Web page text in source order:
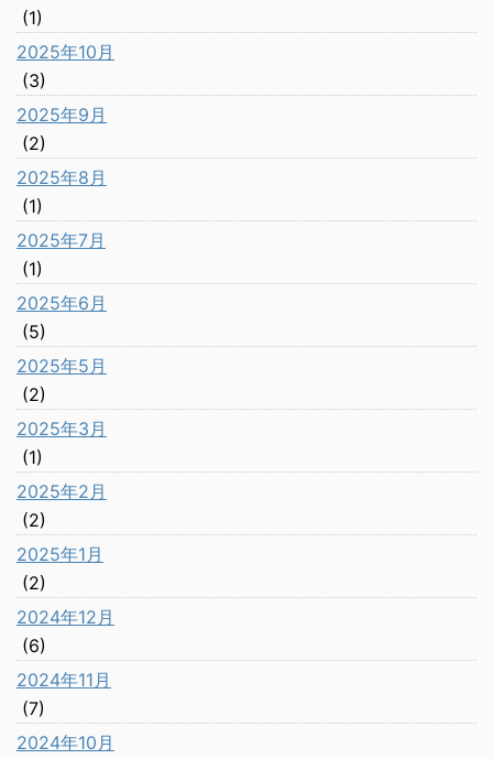
(1)
2025年10月
(3)
2025年9月
(2)
2025年8月
(1)
2025年7月
(1)
2025年6月
(5)
2025年5月
(2)
2025年3月
(1)
2025年2月
(2)
2025年1月
(2)
2024年12月
(6)
2024年11月
(7)
2024年10月